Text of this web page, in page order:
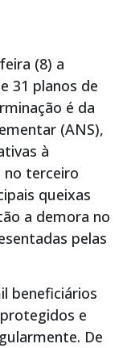
(8) a
31 planos de
é da
(ANS),
à
no terceiro
queixas
a demora no
pelas
beneficiários
e
De